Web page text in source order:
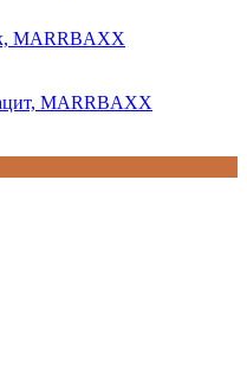
MARRBAXX
MARRBAXX